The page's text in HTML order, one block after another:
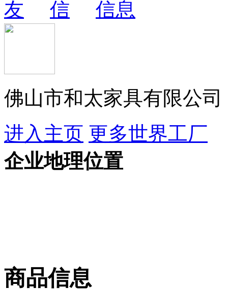
佛山市和太家具有限公司
进入主页 更多世界工厂
企业地理位置
商品信息